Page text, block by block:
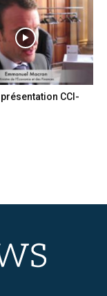
CCI-